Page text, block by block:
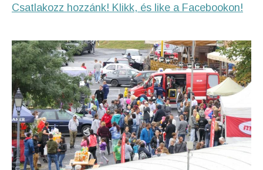
Csatlakozz hozzánk! Klikk, és like a Facebookon!